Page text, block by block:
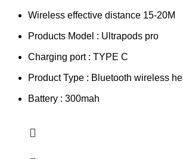
Wireless effective distance 15-20M
Products Model : Ultrapods pro
Charging port : TYPE C
Product Type : Bluetooth wireless
Battery : 300mah